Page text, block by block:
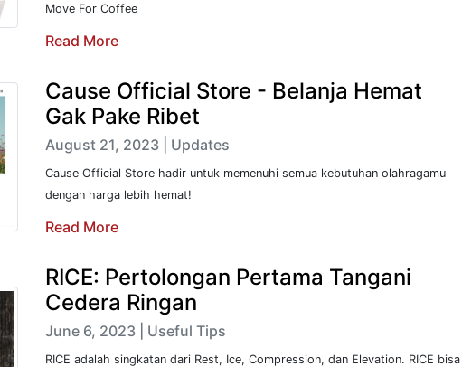
Move For Coffee
Read More
Cause Official Store - Belanja Hemat
Gak Pake Ribet
August 21, 2023 | Updates
Cause Official Store hadir untuk memenuhi semua kebutuhan olahragamu
dengan harga lebih hemat!
Read More
RICE: Pertolongan Pertama Tangani
Cedera Ringan
June 6, 2023 | Useful Tips
RICE adalah singkatan dari Rest, Ice, Compression, dan Elevation. RICE bisa